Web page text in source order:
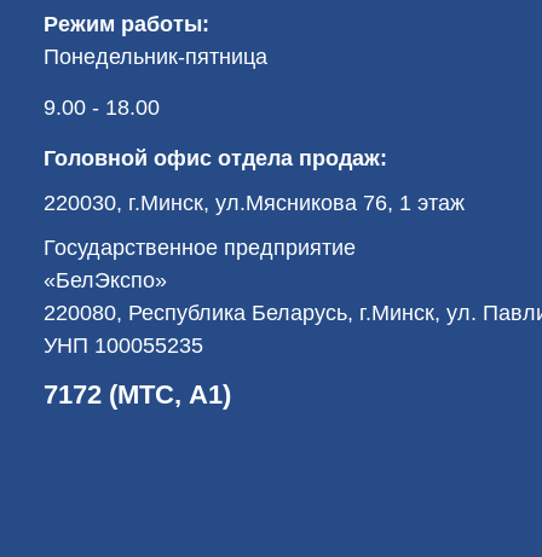
Режим работы:
Понедельник-пятница
9.00 - 18.00
Головной офис отдела продаж:
220030, г.Минск, ул.Мясникова 76, 1 этаж
Государственное предприятие
«БелЭкспо»
220080, Республика Беларусь, г.Минск, ул.
УНП 100055235
7172 (МТС, А1)